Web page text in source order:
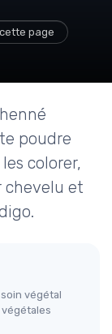
page
poudre
colorer,
chevelu et
végétal